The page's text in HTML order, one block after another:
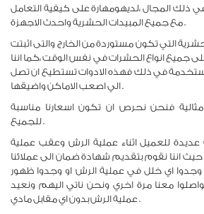
ذلك المجال ،لديهومهارة على كيفية التعامل
مع جميع المبيدات الحشرية واحدث الاجهزة .
التي تكون مستوردة من الخارج والتى اثبتت
جميع انواع الحشرات في نفس الوقت ،كما اننا
في ذلك فهذه الادوات تستطيع ان تصل
الي اصعب الاماكن واضيقها .
فنحن نحرص ان تكون اسعارنا مناسبة
للجميع .
للعميل اثناء عملية الرش وعقب عملية
اننا نقوم بتقديم شهادة ضمان الى عملائنا
اي خلل في عملية الرش او وجدوا ظهور
معنا مرة اخري ونحن ناتي اليهم ونعيد
عملية الرش بدون اي مقابل مادي .